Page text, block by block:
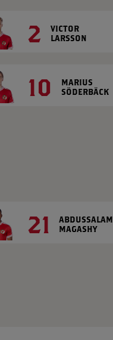
2
VICTOR
LARSSON
10
MARIUS
SÖDERBÄCK
21
ABDUSSALAM
MAGASHY